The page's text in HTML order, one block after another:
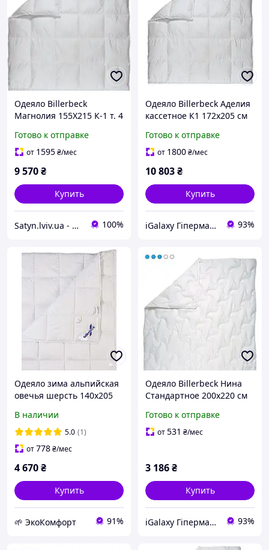
Одеяло Billerbeck
Магнолия 155Х215 К-1 т. 4
Готово к отправке
от 1595₴/мес
9 570₴
Купить
Satyn.lviv.ua - Магазин Сатин 100%
Одеяло Billerbeck Аделия
кассетное К1 172х205 см
Готово к отправке
от 1800₴/мес
10 803₴
Купить
iGalaxy Гіпермаркет подарунків 93%
Одеяло зима альпийская
овечья шерсть 140х205
В наличии
5.0 (1)
от778₴/мес
4 670₴
Купить
🌱 ЭкоКомфорт 91%
Одеяло Billerbeck Нина
Стандартное 200х220 см
Готово к отправке
от531 ₴/мес
3 186₴
Купить
iGalaxy Гіпермаркет подарунків 93%